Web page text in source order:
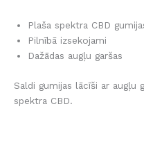
Plaša spektra CBD
Pilnībā izsekojami
Dažādas augļu garšas
Saldi gumijas lācīši ar augļu
spektra CBD.